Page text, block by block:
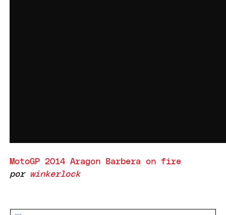
MotoGP 2014 Aragon Barbera on fire
por winkerlock